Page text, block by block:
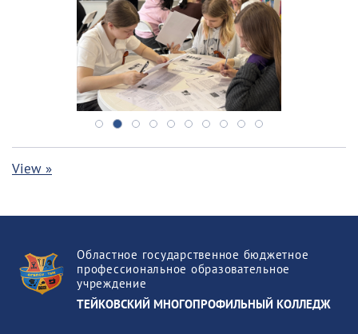
View »
Областное государственное бюджетное
профессиональное образовательное
учреждение
ТЕЙКОВСКИЙ МНОГОПРОФИЛЬНЫЙ КОЛЛЕДЖ